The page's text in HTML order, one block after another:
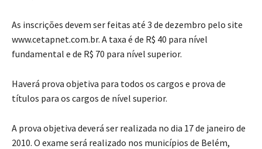
As inscrições devem ser feitas até 3 de dezembro pelo site
www.cetapnet.com.br. A taxa é de R$ 40 para nível
fundamental e de R$ 70 para nível superior.
Haverá prova objetiva para todos os cargos e prova de
títulos para os cargos de nível superior.
A prova objetiva deverá ser realizada no dia 17 de janeiro de
2010. O exame será realizado nos municípios de Belém,